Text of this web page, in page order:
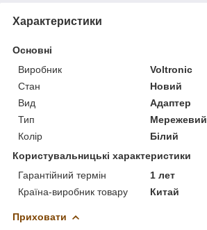
Характеристики
Основні
Виробник
Voltronic
Стан
Новий
Вид
Адаптер
Тип
Мережевий
Колір
Білий
Користувальницькі характеристики
Гарантійний термін
1 лет
Країна-виробник товару
Китай
Приховати